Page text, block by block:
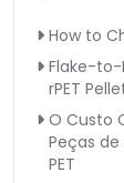
How to
Flake-to-
rPET
O Custo
Peças
PET